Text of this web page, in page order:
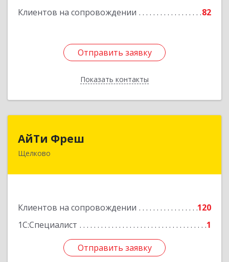
Клиентов на сопровождении 82
Отправить заявку
Показать контакты
Подробнее
Отправить заявку
Назад
АйТи Фреш
Щелково
Клиентов на сопровождении
120
1С:Специалист
1
Отправить заявку
141100, Московская обл, Щелково г, Городской
Отправить заявку